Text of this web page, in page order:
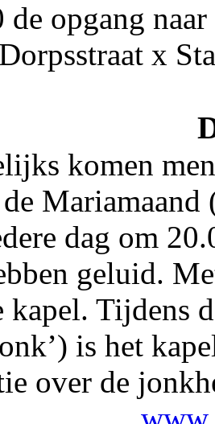
de opgang
x
komen
Mariamaand
dag om
geluid.
kapel. Tijdens
is het
over de